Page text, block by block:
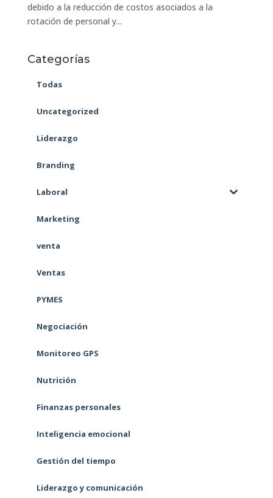
debido a la reducción de costos asociados a la
rotación de personal y...
Categorías
Todas
Uncategorized
Liderazgo
Branding
Laboral
Marketing
venta
Ventas
PYMES
Negociación
Monitoreo GPS
Nutrición
Finanzas personales
Inteligencia emocional
Gestión del tiempo
Liderazgo y comunicación